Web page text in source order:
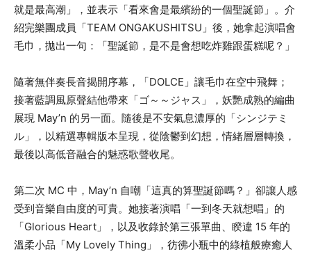
就是最高潮」，並表示「看來會是最繽紛的一個聖誕節」。介
紹完樂團成員「TEAM ONGAKUSHITSU」後，她拿起演唱會
毛巾，拋出一句：「聖誕節，是不是會想吃炸雞跟蛋糕呢？」
隨著無伴奏長音揭開序幕，「DOLCE」讓毛巾在空中飛舞；
接著藍調風原聲結他帶來「ゴ～～ジャス」，妖艷成熟的編曲
展現 May’n 的另一面。隨後是不安氣息濃厚的「シンジテミ
ル」，以精選專輯版本呈現，從陰鬱到幻想，情緒層層轉換，
最後以高低音融合的魅惑歌聲收尾。
第二次 MC 中，May’n 自嘲「這真的算聖誕節嗎？」卻讓人感
受到音樂自由度的可貴。她接著演唱「一到冬天就想唱」的
「Glorious Heart」，以及收錄於第三張單曲、睽違 15 年的
溫柔小品「My Lovely Thing」，彷彿小瓶中的綠植般療癒人